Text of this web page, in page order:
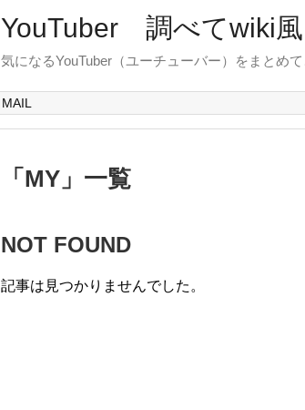
YouTuber 調べてwiki風
気になるYouTuber（ユーチューバー）をまとめ
MAIL
「 MY 」 一覧
NOT FOUND
記事は見つかりませんでした。